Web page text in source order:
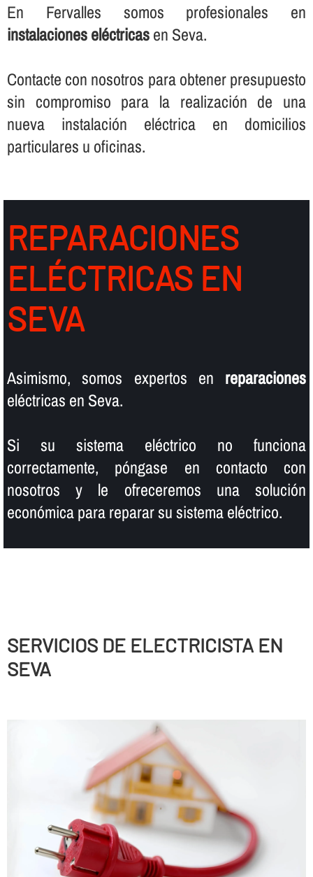
En Fervalles somos profesionales en
instalaciones eléctricasen Seva.
Contacte con nosotros para obtener presupuesto
sin compromiso para la realización de una
nueva instalación eléctrica en domicilios
particulares u oficinas.
REPARACIONES
ELÉCTRICAS EN
SEVA
Asimismo, somos expertos en reparaciones
eléctricas en Seva.
Si su sistema eléctrico no funciona
correctamente, póngase en contacto con
nosotros y le ofreceremos una solución
económica para reparar su sistema eléctrico.
SERVICIOS DE ELECTRICISTA EN
SEVA